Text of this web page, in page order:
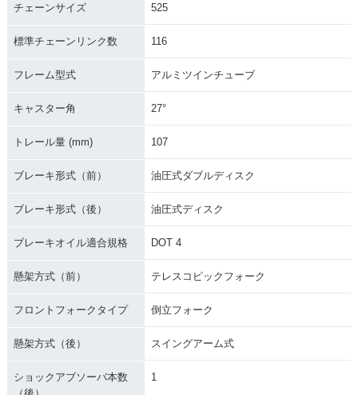
チェーンサイズ 525
標準チェーンリンク数 116
フレーム型式 アルミツインチューブ
キャスター角 27°
トレール量 (mm) 107
ブレーキ形式（前） 油圧式ダブルディスク
ブレーキ形式（後） 油圧式ディスク
ブレーキオイル適合規格 DOT 4
懸架方式（前） テレスコピックフォーク
フロントフォークタイプ 倒立フォーク
懸架方式（後） スイングアーム式
ショックアブソーバ本数
1